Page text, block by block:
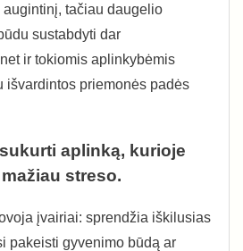
tačiau daugelio
sustabdyti dar
ir tokiomis aplinkybėmis
išvardintos priemonės padės
aplinką, kurioje
streso.
įvairiai: sprendžia iškilusias
pakeisti gyvenimo būdą ar